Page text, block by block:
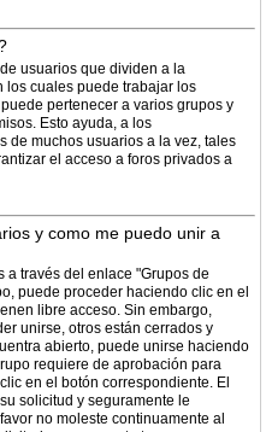
usuarios que dividen a la
los cuales puede trabajar los
pertenecer a varios grupos y
Esto ayuda, a los
de muchos usuarios a la vez, tales
el acceso a foros privados a
y como me puedo unir a
a través del enlace "Grupos de
puede proceder haciendo clic en el
libre acceso. Sin embargo,
unirse, otros están cerrados y
abierto, puede unirse haciendo
requiere de aprobación para
en el botón correspondiente. El
solicitud y seguramente le
no moleste continuamente al